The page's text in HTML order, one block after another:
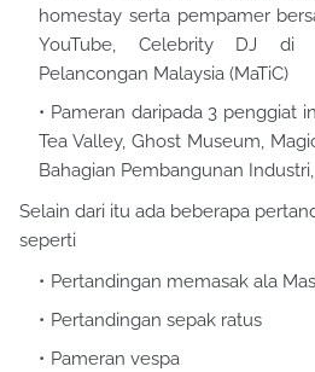
homestay serta pempamer
YouTube, Celebrity DJ di
Pelancongan Malaysia (MaTiC)
Pameran daripada 3 penggiat
Tea Valley, Ghost Museum,
Bahagian Pembangunan
Selain dari itu ada beberapa
seperti
Pertandingan memasak ala
Pertandingan sepak ratus
Pameran vespa